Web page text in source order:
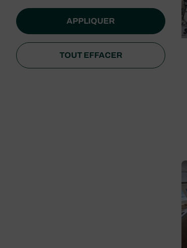
APPLIQUER
TOUT EFFACER